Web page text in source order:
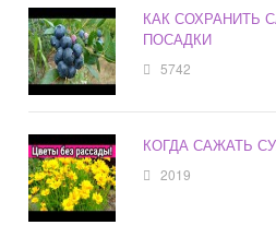
КАК СОХРАНИТЬ
ПОСАДКИ
5742
КОГДА САЖАТЬ
2019